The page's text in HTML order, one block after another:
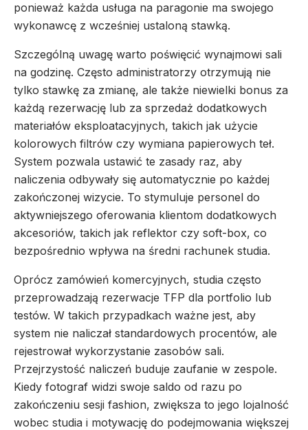
ponieważ każda usługa na paragonie ma swojego
wykonawcę z wcześniej ustaloną stawką.
Szczególną uwagę warto poświęcić wynajmowi sali
na godzinę. Często administratorzy otrzymują nie
tylko stawkę za zmianę, ale także niewielki bonus za
każdą rezerwację lub za sprzedaż dodatkowych
materiałów eksploatacyjnych, takich jak użycie
kolorowych filtrów czy wymiana papierowych teł.
System pozwala ustawić te zasady raz, aby
naliczenia odbywały się automatycznie po każdej
zakończonej wizycie. To stymuluje personel do
aktywniejszego oferowania klientom dodatkowych
akcesoriów, takich jak reflektor czy soft-box, co
bezpośrednio wpływa na średni rachunek studia.
Oprócz zamówień komercyjnych, studia często
przeprowadzają rezerwacje TFP dla portfolio lub
testów. W takich przypadkach ważne jest, aby
system nie naliczał standardowych procentów, ale
rejestrował wykorzystanie zasobów sali.
Przejrzystość naliczeń buduje zaufanie w zespole.
Kiedy fotograf widzi swoje saldo od razu po
zakończeniu sesji fashion, zwiększa to jego lojalność
wobec studia i motywację do podejmowania większej